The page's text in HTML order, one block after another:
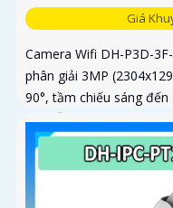
Giá
Camera Wifi DH-P3D-
phân giải 3MP
90°, tầm chiếu sáng
ra, mẫu camera này
thẻ nhớ tối đa 256GB,